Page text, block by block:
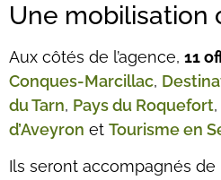
Une mobilisation
Aux côtés de l’agence, 11
Conques-Marcillac,
du Tarn, Pays du Roquefort,
d’Aveyron et Tourisme en
Ils seront accompagnés de